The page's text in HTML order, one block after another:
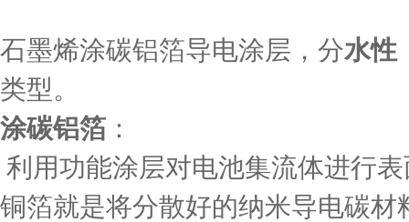
石墨烯涂碳铝箔导电涂层，分水性
类型。
涂碳铝箔 ：
利用功能涂层对电池集流体进行
铜箔就是将分散好的纳米导电碳